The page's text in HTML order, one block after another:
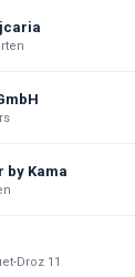
by Kama
Droz 11